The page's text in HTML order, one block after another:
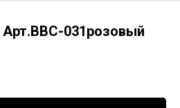
031розовый